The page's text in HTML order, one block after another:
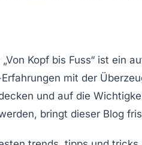
Kopf bis Fuss“ ist ein
mit der
und auf die
bringt dieser Blog